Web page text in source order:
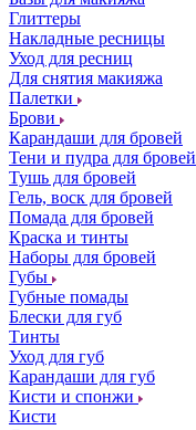
Глиттеры
Накладные ресницы
Уход для ресниц
Для снятия макияжа
Палетки
Брови
Карандаши для бровей
Тени и пудра для бровей
Тушь для бровей
Гель, воск для бровей
Помада для бровей
Краска и тинты
Наборы для бровей
Губы
Губные помады
Блески для губ
Тинты
Уход для губ
Карандаши для губ
Кисти и спонжи
Кисти